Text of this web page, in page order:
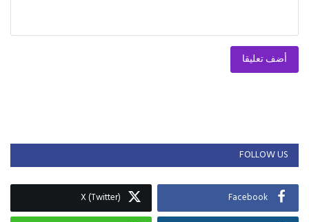
أضف تعليقا
FOLLOW US
Facebook
X (Twitter)